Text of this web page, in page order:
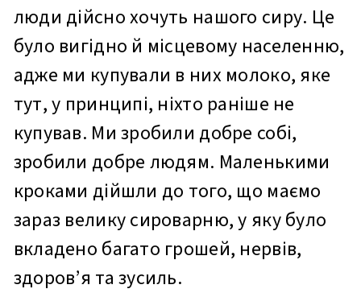
люди дійсно хочуть нашого сиру. Це
було вигідно й місцевому населенню,
адже ми купували в них молоко, яке
тут, у принципі, ніхто раніше не
купував. Ми зробили добре собі,
зробили добре людям. Маленькими
кроками дійшли до того, що маємо
зараз велику сироварню, у яку було
вкладено багато грошей, нервів,
здоров’я та зусиль.